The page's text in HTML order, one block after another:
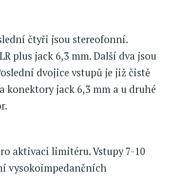
čtyři jsou stereofonní.
plus jack 6,3 mm. Další dva jsou
dvojice vstupů je již čistě
konektory jack 6,3 mm a u druhé
aktivaci limitéru. Vstupy 7-10
vysokoimpedančních